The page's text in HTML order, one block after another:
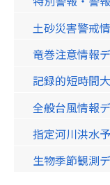
土砂災害警戒
竜巻注意情報
記録的短時間
全般台風情報
指定河川洪水
生物季節観測